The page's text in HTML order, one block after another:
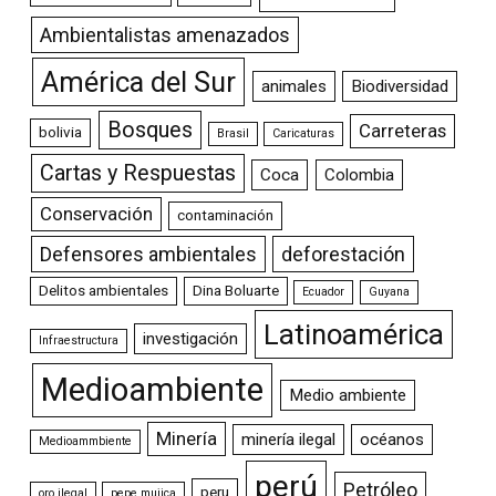
Ambientalistas amenazados
América del Sur animales Biodiversidad
bolivia Bosques Brasil Caricaturas Carreteras
Cartas y Respuestas Coca Colombia
Conservación contaminación
Defensores ambientales deforestación
Delitos ambientales Dina Boluarte Ecuador Guyana
Infraestructura investigación Latinoamérica
Medioambiente Medio ambiente
Medioammbiente Minería minería ilegal océanos
peru perú Petróleo